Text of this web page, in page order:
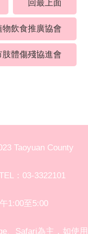
回最上面
物飲食推廣協會
肢體傷殘協進會
Taoyuan County
：03-3322101
1:00至5:00
、Safari為主，如使用